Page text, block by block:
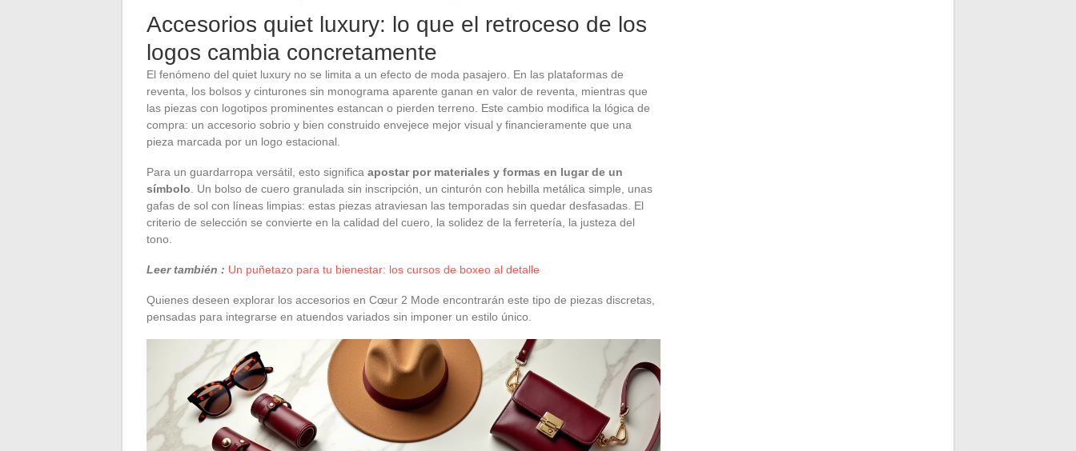
Accesorios quiet luxury: lo que el retroceso de los
logos cambia concretamente
El fenómeno del quiet luxury no se limita a un efecto de moda pasajero. En las plataformas de
reventa, los bolsos y cinturones sin monograma aparente ganan en valor de reventa, mientras que
las piezas con logotipos prominentes estancan o pierden terreno. Este cambio modifica la lógica de
compra: un accesorio sobrio y bien construido envejece mejor visual y financieramente que una
pieza marcada por un logo estacional.
Para un guardarropa versátil, esto significa apostar por materiales y formas en lugar de un
símbolo . Un bolso de cuero granulada sin inscripción, un cinturón con hebilla metálica simple, unas
gafas de sol con líneas limpias: estas piezas atraviesan las temporadas sin quedar desfasadas. El
criterio de selección se convierte en la calidad del cuero, la solidez de la ferretería, la justeza del
tono.
Leer también : Un puñetazo para tu bienestar: los cursos de boxeo al detalle
Quienes deseen explorar los accesorios en Cœur 2 Mode encontrarán este tipo de piezas discretas,
pensadas para integrarse en atuendos variados sin imponer un estilo único.